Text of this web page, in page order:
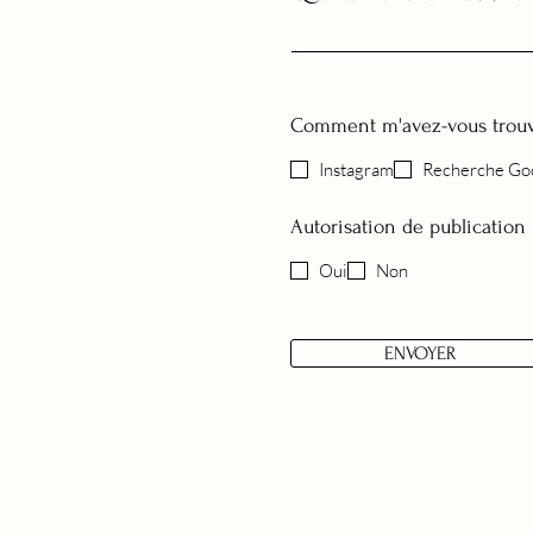
Comment m'avez-vous
Instagram
Recherche
Autorisation de publication
Oui Non
ENVOYER